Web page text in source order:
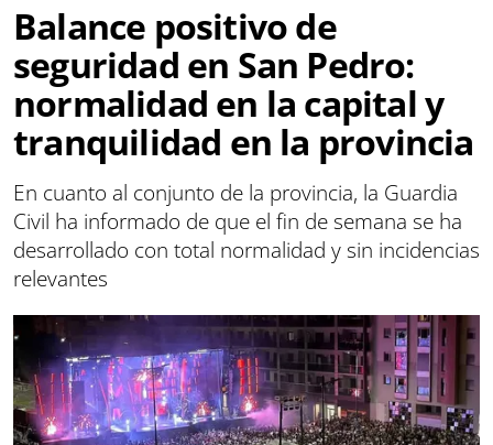
Balance positivo de
seguridad en San Pedro:
normalidad en la capital y
tranquilidad en la provincia
En cuanto al conjunto de la provincia, la Guardia
Civil ha informado de que el fin de semana se ha
desarrollado con total normalidad y sin incidencias
relevantes